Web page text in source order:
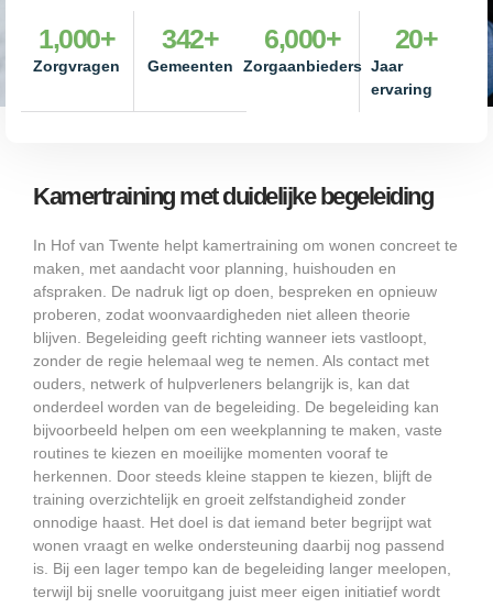
Zorgvragen
1,000+
Gemeenten
342+
Zorgaanbieders
6,000+
Jaar
ervaring
20+
Kamertraining met duidelijke begeleiding
In Hof van Twente helpt kamertraining om wonen concreet te
maken, met aandacht voor planning, huishouden en
afspraken. De nadruk ligt op doen, bespreken en opnieuw
proberen, zodat woonvaardigheden niet alleen theorie
blijven. Begeleiding geeft richting wanneer iets vastloopt,
zonder de regie helemaal weg te nemen. Als contact met
ouders, netwerk of hulpverleners belangrijk is, kan dat
onderdeel worden van de begeleiding. De begeleiding kan
bijvoorbeeld helpen om een weekplanning te maken, vaste
routines te kiezen en moeilijke momenten vooraf te
herkennen. Door steeds kleine stappen te kiezen, blijft de
training overzichtelijk en groeit zelfstandigheid zonder
onnodige haast. Het doel is dat iemand beter begrijpt wat
wonen vraagt en welke ondersteuning daarbij nog passend
is. Bij een lager tempo kan de begeleiding langer meelopen,
terwijl bij snelle vooruitgang juist meer eigen initiatief wordt